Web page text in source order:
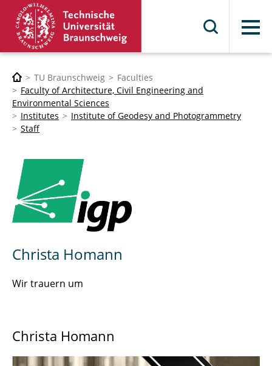
Menu
TU Braunschweig
Faculties
Faculty of Architecture, Civil Engineering and
Environmental Sciences
Institutes
Institute of Geodesy and Photogrammetry
Staff
Christa Homann
Wir trauern um
Christa Homann